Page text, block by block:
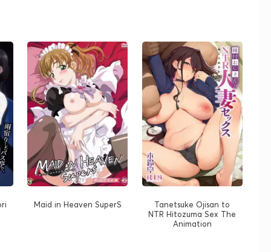
Maid in Heaven SuperS
Tanetsuke Ojisan to
NTR Hitozuma Sex The
Animation